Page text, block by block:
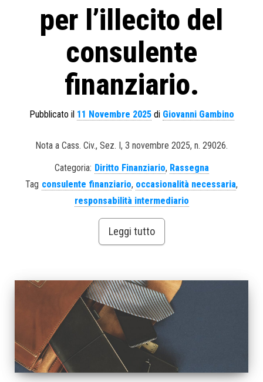
per l’illecito del
consulente
finanziario.
Pubblicato il 11 Novembre 2025di Giovanni Gambino
Nota a Cass. Civ., Sez. I, 3 novembre 2025, n. 29026.
Categoria: Diritto Finanziario, Rassegna
Tag consulente finanziario, occasionalità necessaria,
responsabilità intermediario
Leggi tutto